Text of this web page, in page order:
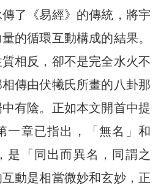
傳了《易經》的傳統，將宇
的循環互動構成的結果。
相反，卻不是完全水火不
傳由伏犧氏所畫的八卦那
有陰。正如本文開首中提
一章已指出，「無名」和
是「同出而異名，同謂之
動是相當微妙和玄妙，正